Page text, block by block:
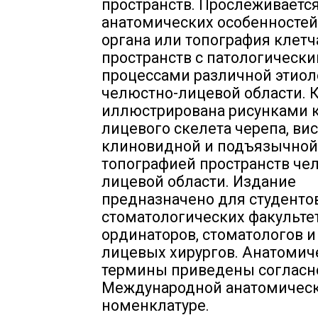
пространств.
анатомических
органа или топография
пространств с
процессами различной
челюстно-лицевой области.
иллюстрирована рисунками
лицевого скелета черепа,
клиновидной и подъязычной
топографией пространств
лицевой области. Издание
предназначено для
стоматологических
ординаторов, стоматологов
лицевых хирургов.
термины приведены
Международной
номенклатуре.